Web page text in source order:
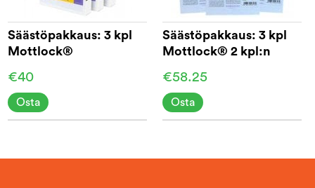
Säästöpakkaus: 3 kpl
Mottlock®
€40
Osta
Säästöpakkaus: 3 kpl
Mottlock® 2 kpl:n
€58.25
Osta